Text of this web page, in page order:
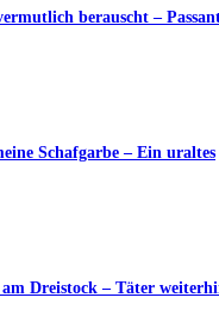
berauscht –
Schafgarbe – Ein uraltes
Dreistock – Täter